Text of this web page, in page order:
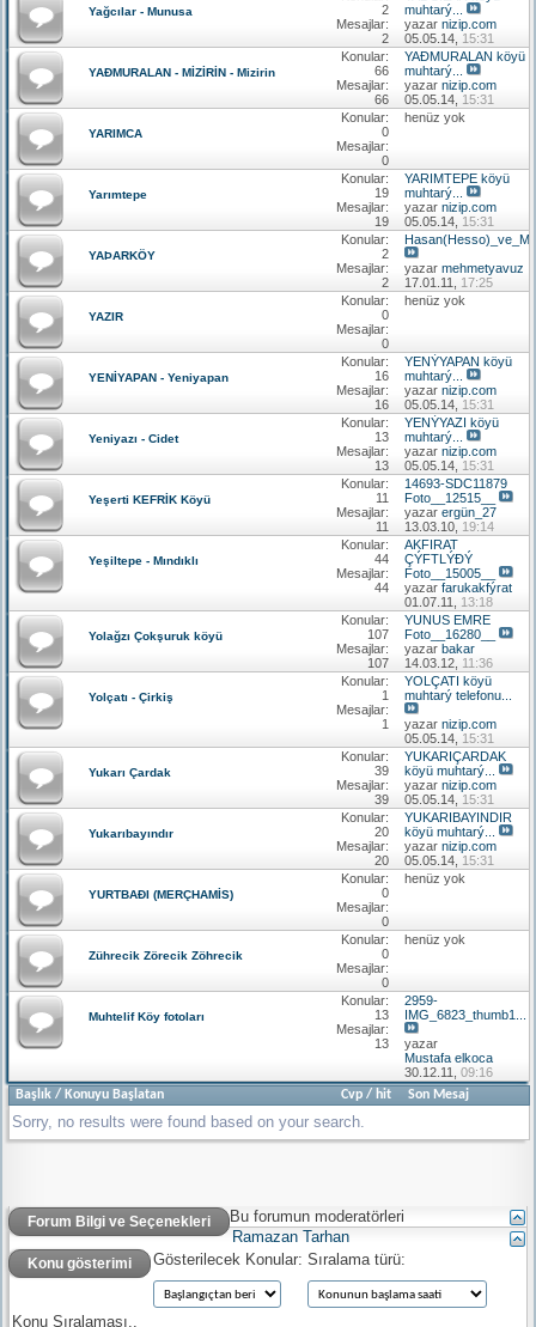
Yağcılar - Munusa
2
Mesajlar:
2
muhtarý...
yazar nizip.com
05.05.14, 15:31
YAÐMURALAN - MİZİRİN - Mizirin
Konular:
66
Mesajlar:
66
YAÐMURALAN köyü
muhtarý...
yazar nizip.com
05.05.14, 15:31
YARIMCA
Konular:
0
Mesajlar:
0
henüz yok
Yarımtepe
Konular:
19
Mesajlar:
19
YARIMTEPE köyü
muhtarý...
yazar nizip.com
05.05.14, 15:31
YAÞARKÖY
Konular:
2
Mesajlar:
2
yazar mehmetyavuz
17.01.11, 17:25
YAZIR
Konular:
0
Mesajlar:
0
henüz yok
YENİYAPAN - Yeniyapan
Konular:
16
Mesajlar:
16
YENÝYAPAN köyü
muhtarý...
yazar nizip.com
05.05.14, 15:31
Yeniyazı - Cidet
Konular:
13
Mesajlar:
13
YENÝYAZI köyü
muhtarý...
yazar nizip.com
05.05.14, 15:31
Yeşerti KEFRİK Köyü
Konular:
11
Mesajlar:
11
14693-SDC11879
Foto__12515__
yazar ergün_27
13.03.10, 19:14
Yeşiltepe - Mındıklı
Konular:
44
Mesajlar:
44
AKFIRAT
ÇÝFTLÝÐÝ
Foto__15005__
yazar farukakfýrat
01.07.11, 13:18
Yolağzı Çokşuruk köyü
Konular:
107
Mesajlar:
107
YUNUS EMRE
Foto__16280__
yazar bakar
14.03.12, 11:36
Yolçatı - Çirkiş
Konular:
1
Mesajlar:
1
YOLÇATI köyü
muhtarý telefonu...
yazar nizip.com
05.05.14, 15:31
Yukarı Çardak
Konular:
39
Mesajlar:
39
YUKARIÇARDAK
köyü muhtarý...
yazar nizip.com
05.05.14, 15:31
Yukarıbayındır
Konular:
20
Mesajlar:
20
YUKARIBAYINDIR
köyü muhtarý...
yazar nizip.com
05.05.14, 15:31
YURTBAÐI (MERÇHAMİS)
Konular:
0
Mesajlar:
0
henüz yok
Zührecik Zörecik Zöhrecik
Konular:
0
Mesajlar:
0
henüz yok
Muhtelif Köy fotoları
Konular:
13
Mesajlar:
13
2959-
IMG_6823_thumb1...
yazar
Mustafa elkoca
30.12.11, 09:16
Başlık / Konuyu Başlatan Cvp / hit Son Mesaj
Sorry, no results were found based on your search.
Forum Bilgi ve Seçenekleri
Bu forumun moderatörleri
Ramazan Tarhan
Konu gösterimi Gösterilecek Konular: Sıralama türü:
Konu Sıralaması..